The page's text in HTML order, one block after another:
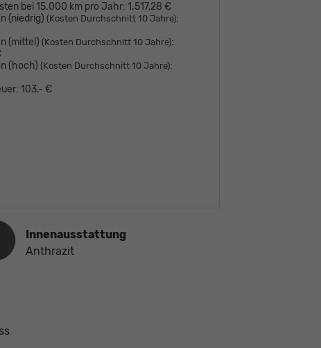
bei 15.000 km pro Jahr: 1.517,28 €
(niedrig) (Kosten Durchschnitt 10 Jahre):
(mittel) (Kosten Durchschnitt 10 Jahre):
(hoch) (Kosten Durchschnitt 10 Jahre):
103,- €
Innenausstattung
Anthrazit